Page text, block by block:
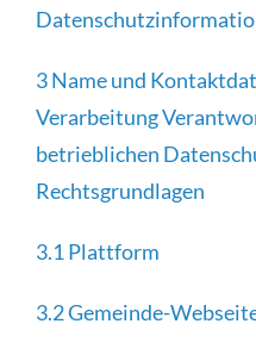
3 Name und
Verarbeitung
betrieblichen
Rechtsgrundlagen
3.1 Plattform
3.2 Gemeinde-